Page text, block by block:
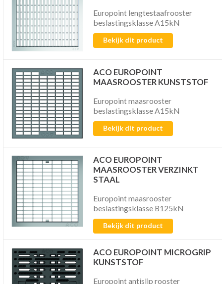
Europoint lengtestaafrooster
beslastingsklasse A15kN
Bekijk dit product
ACO EUROPOINT
MAASROOSTER KUNSTSTOF
Europoint maasrooster
beslastingsklasse A15kN
Bekijk dit product
ACO EUROPOINT
MAASROOSTER VERZINKT
STAAL
Europoint maasrooster
beslastingsklasse B125kN
Bekijk dit product
ACO EUROPOINT MICROGRIP
KUNSTSTOF
Europoint antislip rooster